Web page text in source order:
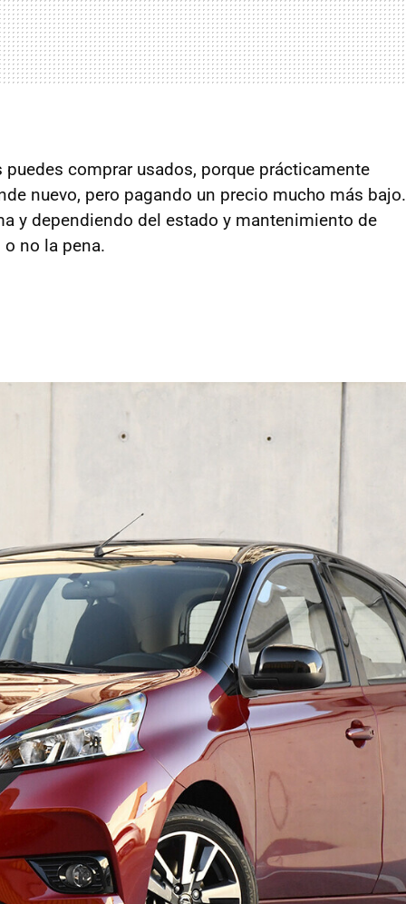
comprar usados, porque prácticamente
nuevo, pero pagando un precio mucho más bajo.
y dependiendo del estado y mantenimiento de
no la pena.